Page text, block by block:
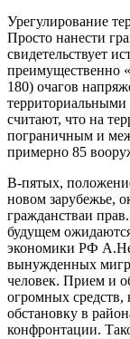
Урегулирование
Просто нанести
свидетельствует
преимущественно
180) очагов
территориальными
считают, что на
пограничным и
примерно 85
В-пятых,
новом зарубежье,
гражданстваи
будущем
экономики РФ
вынужденных
человек. Прием и
огромных средств,
обстановку в
конфронтации.